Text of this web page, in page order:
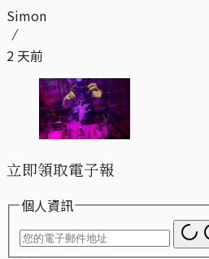
Simon
2 天前
立即領取電子報
個人資訊